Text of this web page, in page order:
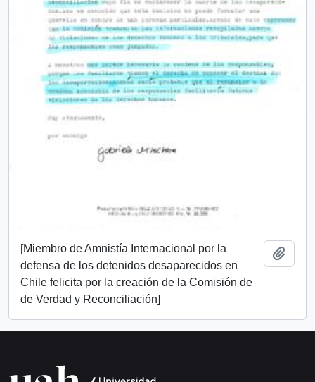
[Miembro de Amnistía Internacional por la
defensa de los detenidos desaparecidos en
Chile felicita por la creación de la Comisión de
de Verdad y Reconciliación]